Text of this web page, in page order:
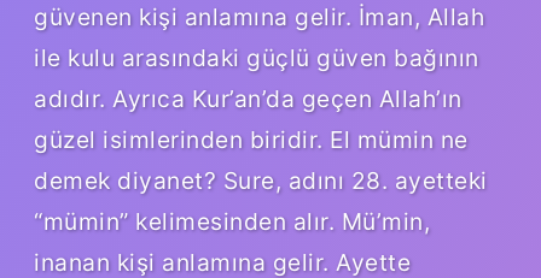
güvenen kişi anlamına gelir. İman, Allah
ile kulu arasındaki güçlü güven bağının
adıdır. Ayrıca Kur’an’da geçen Allah’ın
güzel isimlerinden biridir. El mümin ne
demek diyanet? Sure, adını 28. ayetteki
“mümin” kelimesinden alır. Mü’min,
inanan kişi anlamına gelir. Ayette